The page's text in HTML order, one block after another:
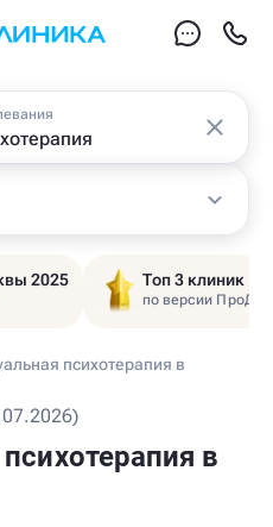
2025 Топ 3 клиник
по версии
психотерапия в
в